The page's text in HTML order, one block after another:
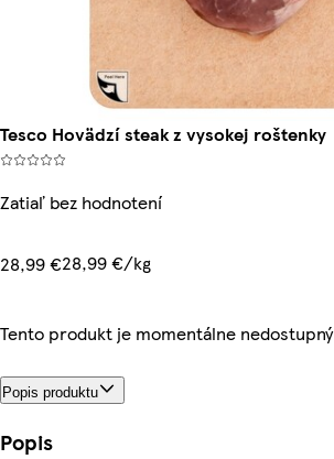
Tesco Hovädzí steak z vysokej roštenky
Zatiaľ bez hodnotení
28,99 €28,99 €/kg
Tento produkt je momentálne nedostupný
Popis produktu
Popis